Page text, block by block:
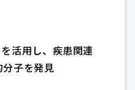
活用し、疾患関連
子を発見